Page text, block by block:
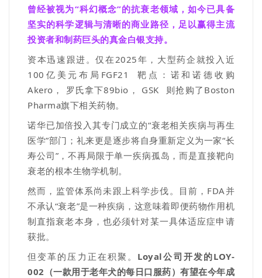
曾经被视为“科幻概念”的抗衰老领域，如今已具备
坚实的科学逻辑与清晰的商业路径，足以赢得主流
投资者和制药巨头的真金白银支持。
资本迅速跟进。仅在 2025年，大型药企就投入近
100 亿美元布局 FGF21 靶点： 诺和诺德收购
Akero ， 罗氏拿下89bio ， GSK 则抢购了 Boston
Pharma旗下相关药物。
诺华已加倍投入其专门成立的“衰老相关疾病与再生
医学”部门；礼来更是逐步将自身重新定义为一家“长
寿公司” ，不再局限于单一疾病孤岛，而是直接靶向
衰老的根本生物学机制。
然而，监管体系尚未跟上科学步伐。目前， FDA并
不承认“衰老”是一种疾病，这意味着即便药物作用机
制直指衰老本身，也必须针对某一具体适应症申请
获批。
但变革的压力正在积聚。 Loyal公司开发的LOY-
002 （一款用于老年犬的每日口服药） 有望在今年成